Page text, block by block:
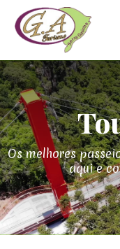
Os melhores
aqui e